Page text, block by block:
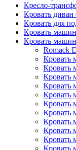
Кресло-
Кровать диван
Кровать для
Кровать
Кровать
Romack
Кровать
Кровать
Кровать
Кровать
Кровать
Кровать
Кровать
Кровать
Кровать
Кровать
Кровать